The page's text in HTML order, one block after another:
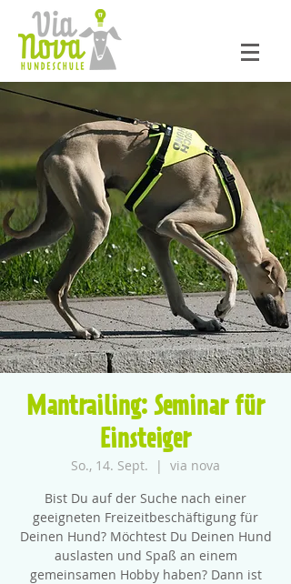
Mantrailing: Seminar für
Einsteiger
So., 14. Sept.
  |
via nova
Bist Du auf der Suche nach einer
geeigneten Freizeitbeschäftigung für
Deinen Hund? Möchtest Du Deinen Hund
auslasten und Spaß an einem
gemeinsamen Hobby haben? Dann ist